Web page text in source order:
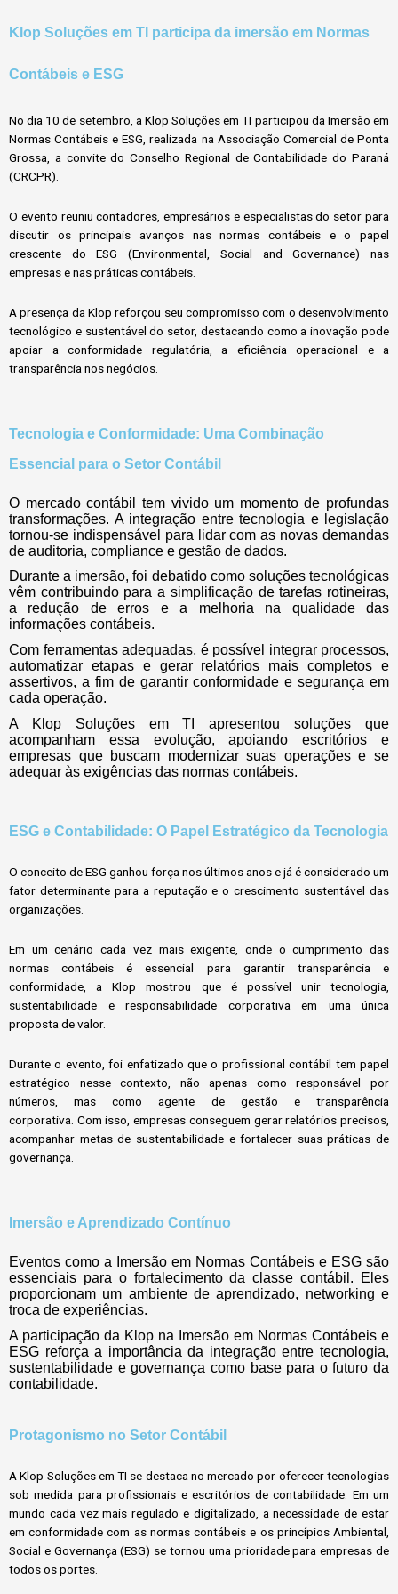
Klop Soluções em TI participa da imersão em Normas
Contábeis e ESG
No dia 10 de setembro, a Klop Soluções em TI participou da Imersão em
Normas Contábeis e ESG, realizada na Associação Comercial de Ponta
Grossa, a convite do Conselho Regional de Contabilidade do Paraná
(CRCPR).
O evento reuniu contadores, empresários e especialistas do setor para
discutir os principais avanços nas normas contábeis e o papel
crescente do ESG (Environmental, Social and Governance) nas
empresas e nas práticas contábeis.
A presença da Klop reforçou seu compromisso com o desenvolvimento
tecnológico e sustentável do setor, destacando como a inovação pode
apoiar a conformidade regulatória, a eficiência operacional e a
transparência nos negócios.
Tecnologia e Conformidade: Uma Combinação
Essencial para o Setor Contábil
O mercado contábil tem vivido um momento de profundas
transformações. A integração entre tecnologia e legislação
tornou-se indispensável para lidar com as novas demandas
de auditoria, compliance e gestão de dados.
Durante a imersão, foi debatido como soluções tecnológicas
vêm contribuindo para a simplificação de tarefas rotineiras,
a redução de erros e a melhoria na qualidade das
informações contábeis.
Com ferramentas adequadas, é possível integrar processos,
automatizar etapas e gerar relatórios mais completos e
assertivos, a fim de garantir conformidade e segurança em
cada operação.
A Klop Soluções em TI apresentou soluções que
acompanham essa evolução, apoiando escritórios e
empresas que buscam modernizar suas operações e se
adequar às exigências das normas contábeis.
ESG e Contabilidade: O Papel Estratégico da Tecnologia
O conceito de ESG ganhou força nos últimos anos e já é considerado um
fator determinante para a reputação e o crescimento sustentável das
organizações.
Em um cenário cada vez mais exigente, onde o cumprimento das
normas contábeis é essencial para garantir transparência e
conformidade, a Klop mostrou que é possível unir tecnologia,
sustentabilidade e responsabilidade corporativa em uma única
proposta de valor.
Durante o evento, foi enfatizado que o profissional contábil tem papel
estratégico nesse contexto, não apenas como responsável por
números, mas como agente de gestão e transparência
corporativa. Com isso, empresas conseguem gerar relatórios precisos,
acompanhar metas de sustentabilidade e fortalecer suas práticas de
governança.
Imersão e Aprendizado Contínuo
Eventos como a Imersão em Normas Contábeis e ESG são
essenciais para o fortalecimento da classe contábil. Eles
proporcionam um ambiente de aprendizado, networking e
troca de experiências.
A participação da Klop na Imersão em Normas Contábeis e
ESG reforça a importância da integração entre tecnologia,
sustentabilidade e governança como base para o futuro da
contabilidade.
Protagonismo no Setor Contábil
A Klop Soluções em TI se destaca no mercado por oferecer tecnologias
sob medida para profissionais e escritórios de contabilidade. Em um
mundo cada vez mais regulado e digitalizado, a necessidade de estar
em conformidade com as normas contábeis e os princípios Ambiental,
Social e Governança (ESG) se tornou uma prioridade para empresas de
todos os portes.